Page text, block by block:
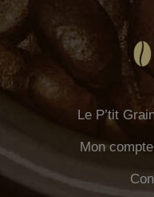
Le P’tit
Mon compte